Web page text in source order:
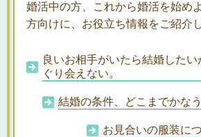
婚活中の方、これから婚活を始め
方向けに、お役立ち情報をご紹介
良いお相手がいたら結婚した
ぐり会えない。
結婚の条件、どこまでかな
お見合いの服装に